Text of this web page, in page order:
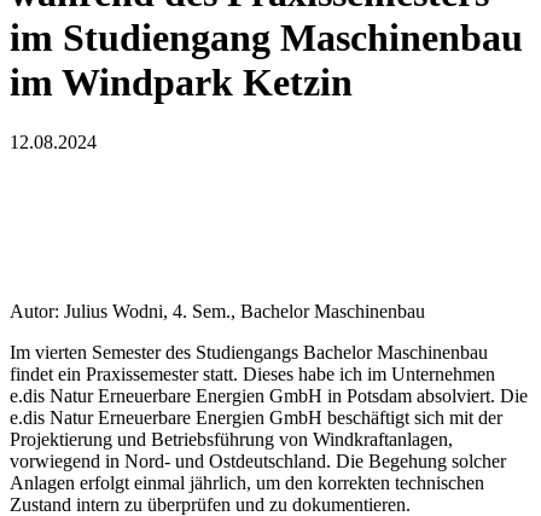
im Studiengang Maschinenbau
im Windpark Ketzin
12.08.2024
Autor: Julius Wodni, 4. Sem., Bachelor Maschinenbau
Im vierten Semester des Studiengangs Bachelor Maschinenbau
findet ein Praxissemester statt. Dieses habe ich im Unternehmen
e.dis Natur Erneuerbare Energien GmbH in Potsdam absolviert. Die
e.dis Natur Erneuerbare Energien GmbH beschäftigt sich mit der
Projektierung und Betriebsführung von Windkraftanlagen,
vorwiegend in Nord- und Ostdeutschland. Die Begehung solcher
Anlagen erfolgt einmal jährlich, um den korrekten technischen
Zustand intern zu überprüfen und zu dokumentieren.